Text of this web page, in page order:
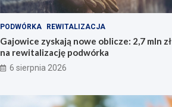
PODWÓRKA REWITALIZACJA
Gajowice zyskają nowe oblicze: 2,7 mln zł
na rewitalizację podwórka
6 sierpnia 2026